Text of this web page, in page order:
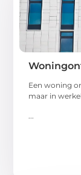
Een woning
maar in